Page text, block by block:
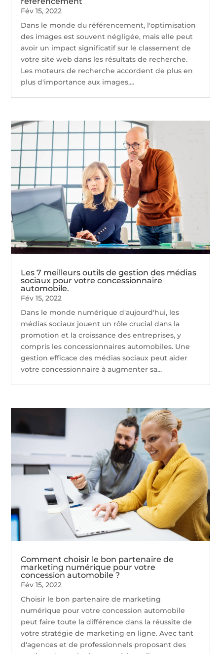
Fév 15, 2022
Dans le monde du référencement, l'optimisation
des images est souvent négligée, mais elle peut
avoir un impact significatif sur le classement de
votre site web dans les résultats de recherche.
Les moteurs de recherche accordent de plus en
plus d'importance aux images,...
Les 7 meilleurs outils de gestion des médias
sociaux pour votre concessionnaire
automobile.
Fév 15, 2022
Dans le monde numérique d'aujourd'hui, les
médias sociaux jouent un rôle crucial dans la
promotion et la croissance des entreprises, y
compris les concessionnaires automobiles. Une
gestion efficace des médias sociaux peut aider
votre concessionnaire à augmenter sa...
Comment choisir le bon partenaire de
marketing numérique pour votre
concession automobile ?
Fév 15, 2022
Choisir le bon partenaire de marketing
numérique pour votre concession automobile
peut faire toute la différence dans la réussite de
votre stratégie de marketing en ligne. Avec tant
d'agences et de professionnels proposant des